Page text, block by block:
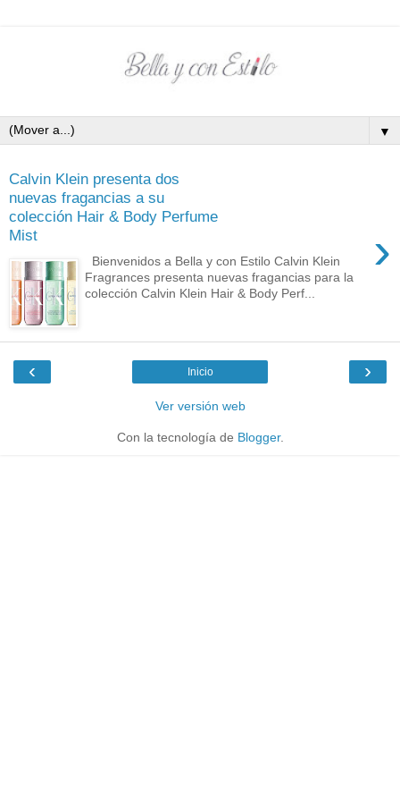
▼
Calvin Klein presenta dos
nuevas fragancias a su
colección Hair & Body Perfume
Mist
›
Bienvenidos a Bella y con Estilo Calvin Klein
Fragrances presenta nuevas fragancias para la
colección Calvin Klein Hair & Body Perf...
‹ ›
Inicio
Ver versión web
Con la tecnología de Blogger.